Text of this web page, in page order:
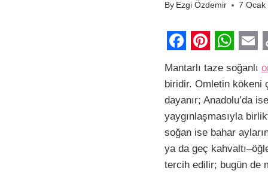
By Ezgi Özdemir 7 Ocak
F
a
c
e
b
o
o
P
n
t
e
r
e
h
a
t
s
A
p
E
m
a
i
l
i
Mantarlı taze soğanlı
biridir. Omletin kökeni
dayanır; Anadolu’da
yaygınlaşmasıyla
soğan ise bahar
ya da geç
tercih edilir; bugün de